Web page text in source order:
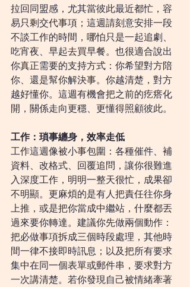
拉回同盟感，尤其當彼此最近都忙，容
易只剩交代事項；這週請刻意安排一段
不談工作的時間，哪怕只是一起追劇、
吃宵夜、早起去買早餐。也很適合說出
你真正需要的支持方式：你希望對方陪
你、還是幫你解決事。你越清楚，對方
越好懂你。這週有機會把之前的疙瘩化
開，關係走向更穩、更懂得照顧彼此。
工作：瑣事纏身，效率走低
工作這週像被小事包圍：各種催件、補
資料、改格式、回覆追問，讓你很難進
入深度工作，明明一整天很忙，成果卻
不明顯。更麻煩的是有人把責任往你身
上推，或是把你當成中繼站，什麼都丟
過來要你轉達。建議你先做兩個動作：
把必做事項拆成三個時段處理，其他時
間一律不接即時訊息；以及把所有要求
集中在同一個表單或郵件串，要求對方
一次講清楚。若你發現自己被情緒牽著